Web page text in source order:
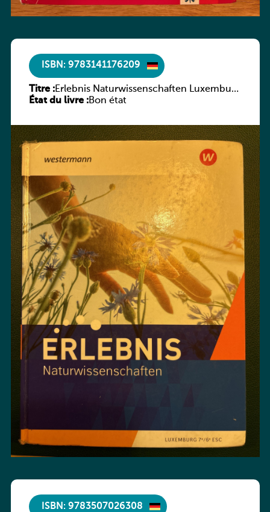
ISBN: 9783141176209
Titre :Erlebnis Naturwissenschaften Luxemburg
7e 6e ESC
État du livre :Bon état
ISBN: 9783507026308